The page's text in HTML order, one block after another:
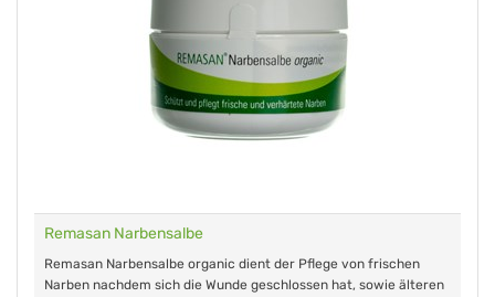
Remasan Narbensalbe
Remasan Narbensalbe organic dient der Pflege von frischen
Narben nachdem sich die Wunde geschlossen hat, sowie älteren